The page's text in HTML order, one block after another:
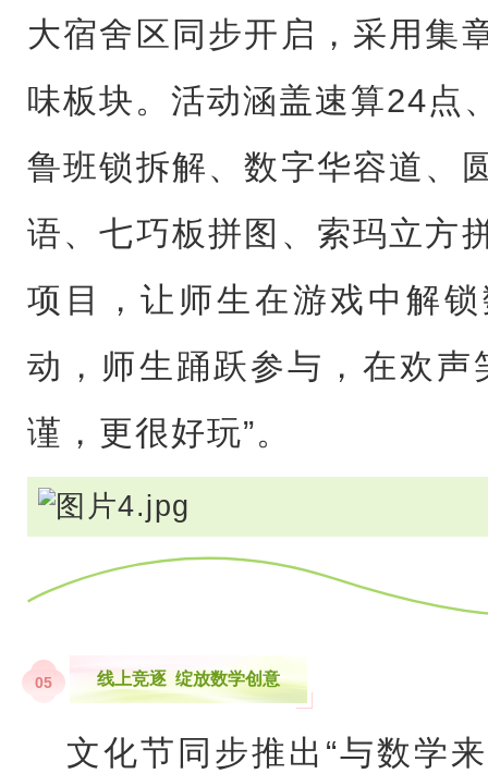
大宿舍区同步开启，采用集
味板块。活动涵盖速算24点
鲁班锁拆解、数字华容道、
语、七巧板拼图、索玛立方
项目，让师生在游戏中解
动，师生踊跃参与，在欢声
谨，更很好玩”。
05 线上竞逐 绽放数学创意
文化节同步推出“与数学